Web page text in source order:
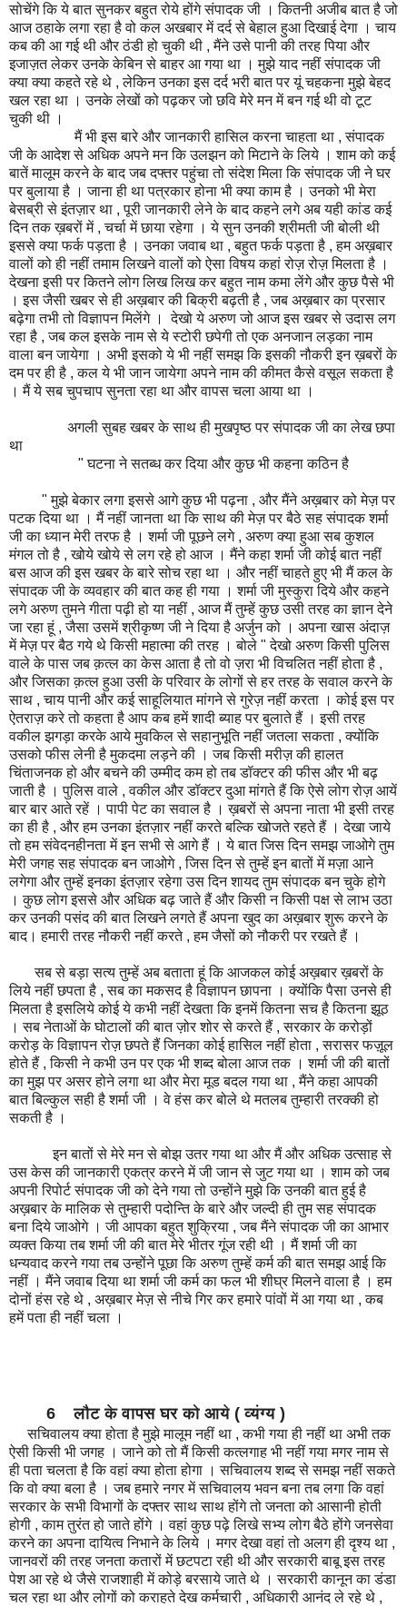
सोचेंगे कि ये बात सुनकर बहुत रोये होंगे संपादक जी । कितनी अजीब बात है जो
आज ठहाके लगा रहा है वो कल अखबार में दर्द से बेहाल हुआ दिखाई देगा । चाय
कब की आ गई थी और ठंडी हो चुकी थी , मैंने उसे पानी की तरह पिया और
इजाज़त लेकर उनके केबिन से बाहर आ गया था । मुझे याद नहीं संपादक जी
क्या क्या कहते रहे थे , लेकिन उनका इस दर्द भरी बात पर यूं चहकना मुझे बेहद
खल रहा था । उनके लेखों को पढ़कर जो छवि मेरे मन में बन गई थी वो टूट
चुकी थी ।
मैं भी इस बारे और जानकारी हासिल करना चाहता था , संपादक
जी के आदेश से अधिक अपने मन कि उलझन को मिटाने के लिये । शाम को कई
बातें मालूम करने के बाद जब दफ्तर पहुंचा तो संदेश मिला कि संपादक जी ने घर
पर बुलाया है । जाना ही था पत्रकार होना भी क्या काम है । उनको भी मेरा
बेसब्री से इंतज़ार था , पूरी जानकारी लेने के बाद कहने लगे अब यही कांड कई
दिन तक ख़बरों में , चर्चा में छाया रहेगा । ये सुन उनकी श्रीमती जी बोली थी
इससे क्या फर्क पड़ता है । उनका जवाब था , बहुत फर्क पड़ता है , हम अख़बार
वालों को ही नहीं तमाम लिखने वालों को ऐसा विषय कहां रोज़ रोज़ मिलता है ।
देखना इसी पर कितने लोग लिख लिख कर बहुत नाम कमा लेंगे और कुछ पैसे भी
। इस जैसी खबर से ही अख़बार की बिक्री बढ़ती है , जब अख़बार का प्रसार
बढ़ेगा तभी तो विज्ञापन मिलेंगे । देखो ये अरुण जो आज इस खबर से उदास लग
रहा है , जब कल इसके नाम से ये स्टोरी छपेगी तो एक अनजान लड़का नाम
वाला बन जायेगा । अभी इसको ये भी नहीं समझ कि इसकी नौकरी इन ख़बरों के
दम पर ही है , कल ये भी जान जायेगा अपने नाम की कीमत कैसे वसूल सकता है
। मैं ये सब चुपचाप सुनता रहा था और वापस चला आया था ।
अगली सुबह खबर के साथ ही मुखपृष्ठ पर संपादक जी का लेख छपा
था
" घटना ने सतब्ध कर दिया और कुछ भी कहना कठिन है
" मुझे बेकार लगा इससे आगे कुछ भी पढ़ना , और मैंने अख़बार को मेज़ पर
पटक दिया था । मैं नहीं जानता था कि साथ की मेज़ पर बैठे सह संपादक शर्मा
जी का ध्यान मेरी तरफ है । शर्मा जी पूछने लगे , अरुण क्या हुआ सब कुशल
मंगल तो है , खोये खोये से लग रहे हो आज । मैंने कहा शर्मा जी कोई बात नहीं
बस आज की इस खबर के बारे सोच रहा था । और नहीं चाहते हुए भी मैं कल के
संपादक जी के व्यवहार की बात कह ही गया । शर्मा जी मुस्कुरा दिये और कहने
लगे अरुण तुमने गीता पढ़ी हो या नहीं , आज मैं तुम्हें कुछ उसी तरह का ज्ञान देने
जा रहा हूं , जैसा उसमें श्रीकृष्ण जी ने दिया है अर्जुन को । अपना खास अंदाज़
में मेज़ पर बैठ गये थे किसी महात्मा की तरह । बोले " देखो अरुण किसी पुलिस
वाले के पास जब क़त्ल का केस आता है तो वो ज़रा भी विचलित नहीं होता है ,
और जिसका क़त्ल हुआ उसी के परिवार के लोगों से हर तरह के सवाल करने के
साथ , चाय पानी और कई साहूलियात मांगने से गुरेज़ नहीं करता । कोई इस पर
ऐतराज़ करे तो कहता है आप कब हमें शादी ब्याह पर बुलाते हैं । इसी तरह
वकील झगड़ा करके आये मुवकिल से सहानुभूति नहीं जतला सकता , क्योंकि
उसको फीस लेनी है मुकदमा लड़ने की । जब किसी मरीज़ की हालत
चिंताजनक हो और बचने की उम्मीद कम हो तब डॉक्टर की फीस और भी बढ़
जाती है । पुलिस वाले , वकील और डॉक्टर दुआ मांगते हैं कि ऐसे लोग रोज़ आयें
बार बार आते रहें । पापी पेट का सवाल है । ख़बरों से अपना नाता भी इसी तरह
का ही है , और हम उनका इंतज़ार नहीं करते बल्कि खोजते रहते हैं । देखा जाये
तो हम संवेदनहीनता में इन सभी से आगे हैं । ये बात जिस दिन समझ जाओगे तुम
मेरी जगह सह संपादक बन जाओगे , जिस दिन से तुम्हें इन बातों में मज़ा आने
लगेगा और तुम्हें इनका इंतज़ार रहेगा उस दिन शायद तुम संपादक बन चुके होगे
। कुछ लोग इससे और अधिक बढ़ जाते हैं और किसी न किसी पक्ष से लाभ उठा
कर उनकी पसंद की बात लिखने लगते हैं अपना खुद का अख़बार शुरू करने के
बाद। हमारी तरह नौकरी नहीं करते , हम जैसों को नौकरी पर रखते हैं ।
सब से बड़ा सत्य तुम्हें अब बताता हूं कि आजकल कोई अख़बार ख़बरों के
लिये नहीं छपता है , सब का मकसद है विज्ञापन छापना । क्योंकि पैसा उनसे ही
मिलता है इसलिये कोई ये कभी नहीं देखता कि इनमें कितना सच है कितना झूठ
। सब नेताओं के घोटालों की बात ज़ोर शोर से करते हैं , सरकार के करोड़ों
करोड़ के विज्ञापन रोज़ छपते हैं जिनका कोई हासिल नहीं होता , सरासर फज़ूल
होते हैं , किसी ने कभी उन पर एक भी शब्द बोला आज तक । शर्मा जी की बातों
का मुझ पर असर होने लगा था और मेरा मूड बदल गया था , मैंने कहा आपकी
बात बिल्कुल सही है शर्मा जी । वे हंस कर बोले थे मतलब तुम्हारी तरक्की हो
सकती है ।
इन बातों से मेरे मन से बोझ उतर गया था और मैं और अधिक उत्साह से
उस केस की जानकारी एकत्र करने में जी जान से जुट गया था । शाम को जब
अपनी रिपोर्ट संपादक जी को देने गया तो उन्होंने मुझे कि उनकी बात हुई है
अख़बार के मालिक से तुम्हारी पदोन्ति के बारे और जल्दी ही तुम सह संपादक
बना दिये जाओगे । जी आपका बहुत शुक्रिया , जब मैंने संपादक जी का आभार
व्यक्त किया तब शर्मा जी की बात मेरे भीतर गूंज रही थी । मैं शर्मा जी का
धन्यवाद करने गया तब उन्होंने पूछा कि अरुण तुम्हें कर्म की बात समझ आई कि
नहीं । मैंने जवाब दिया था शर्मा जी कर्म का फल भी शीघ्र मिलने वाला है । हम
दोनों हंस रहे थे , अख़बार मेज़ से नीचे गिर कर हमारे पांवों में आ गया था , कब
हमें पता ही नहीं चला ।
6 लौट के वापस घर को आये ( व्यंग्य )
सचिवालय क्या होता है मुझे मालूम नहीं था , कभी गया ही नहीं था अभी तक
ऐसी किसी भी जगह । जाने को तो मैं किसी कत्लगाह भी नहीं गया मगर नाम से
ही पता चलता है कि वहां क्या होता होगा । सचिवालय शब्द से समझ नहीं सकते
कि वो क्या बला है । जब हमारे नगर में सचिवालय भवन बना तब लगा कि वहां
सरकार के सभी विभागों के दफ्तर साथ साथ होंगे तो जनता को आसानी होती
होगी , काम तुरंत हो जाते होंगे । वहां कुछ पढ़े लिखे सभ्य लोग बैठे होंगे जनसेवा
करने का अपना दायित्व निभाने के लिये । मगर देखा वहां तो अलग ही दृश्य था ,
जानवरों की तरह जनता कतारों में छटपटा रही थी और सरकारी बाबू इस तरह
पेश आ रहे थे जैसे राजशाही में कोड़े बरसाये जाते थे । सरकारी कानून का डंडा
चल रहा था और लोगों को कराहते देख कर्मचारी , अधिकारी आनंद ले रहे थे ,